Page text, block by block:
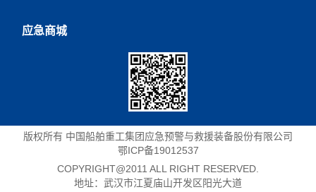
应急商城
版权所有 中国船舶重工集团应急预警与救援装备股份有限公司
鄂ICP备19012537
COPYRIGHT@2011 ALL RIGHT RESERVED.
地址：武汉市江夏庙山开发区阳光大道